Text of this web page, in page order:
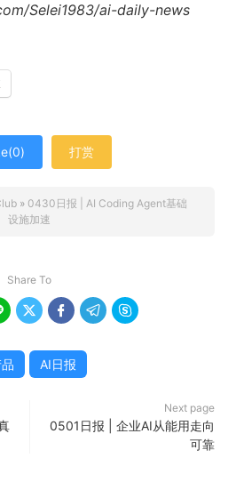
Selei1983/ai-daily-news
0) 打赏
» 0430日报 | AI Coding Agent基础
设施加速
Share To
   
AI日报
Next page
0501日报 | 企业AI从能用走向
可靠